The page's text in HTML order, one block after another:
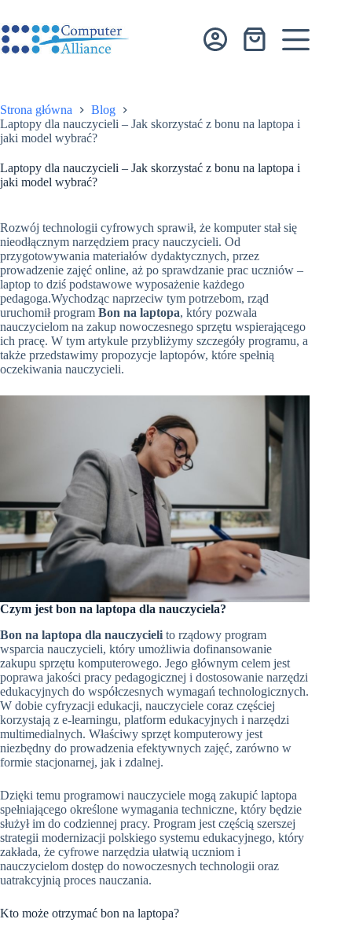
treści
Koszyk
Strona główna
Blog
Laptopy dla nauczycieli – Jak skorzystać z bonu na laptopa i
jaki model wybrać?
Laptopy dla nauczycieli – Jak skorzystać z bonu na laptopa i
jaki model wybrać?
Rozwój technologii cyfrowych sprawił, że komputer stał się
nieodłącznym narzędziem pracy nauczycieli. Od
przygotowywania materiałów dydaktycznych, przez
prowadzenie zajęć online, aż po sprawdzanie prac uczniów –
laptop to dziś podstawowe wyposażenie każdego
pedagoga.Wychodząc naprzeciw tym potrzebom, rząd
uruchomił program Bon na laptopa, który pozwala
nauczycielom na zakup nowoczesnego sprzętu wspierającego
ich pracę. W tym artykule przybliżymy szczegóły programu, a
także przedstawimy propozycje laptopów, które spełnią
oczekiwania nauczycieli.
Czym jest bon na laptopa dla nauczyciela?
Bon na laptopa dla nauczycieli to rządowy program
wsparcia nauczycieli, który umożliwia dofinansowanie
zakupu sprzętu komputerowego. Jego głównym celem jest
poprawa jakości pracy pedagogicznej i dostosowanie narzędzi
edukacyjnych do współczesnych wymagań technologicznych.
W dobie cyfryzacji edukacji, nauczyciele coraz częściej
korzystają z e-learningu, platform edukacyjnych i narzędzi
multimedialnych. Właściwy sprzęt komputerowy jest
niezbędny do prowadzenia efektywnych zajęć, zarówno w
formie stacjonarnej, jak i zdalnej.
Dzięki temu programowi nauczyciele mogą zakupić laptopa
spełniającego określone wymagania techniczne, który będzie
służył im do codziennej pracy. Program jest częścią szerszej
strategii modernizacji polskiego systemu edukacyjnego, który
zakłada, że cyfrowe narzędzia ułatwią uczniom i
nauczycielom dostęp do nowoczesnych technologii oraz
uatrakcyjnią proces nauczania.
Kto może otrzymać bon na laptopa?